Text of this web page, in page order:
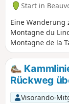
Start in
Eine Wanderung
Montagne du
Montagne de la
wandern Sie
und
Weinberge,
Landschaft und
trockeneren und
Rückweg
Visorando-